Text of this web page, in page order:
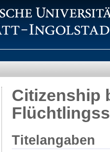
Citizenship
Titelangaben